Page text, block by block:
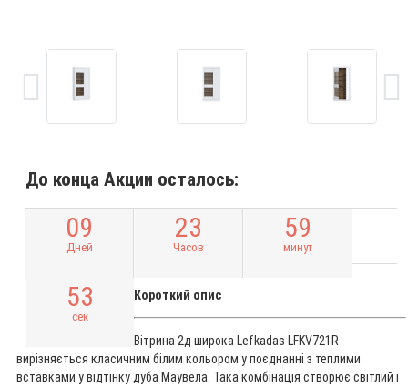
До конца Акции осталось:
09
Дней
23
Часов
59
минут
52
сек
Короткий опис
Вітрина 2д широка Lefkadas LFKV721R
вирізняється класичним білим кольором у поєднанні з теплими
вставками у відтінку дуба Маувела. Така комбінація створює світлий і